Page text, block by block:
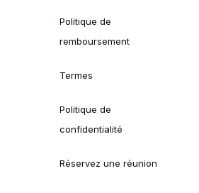
Politique de
remboursement
Termes
Politique de
confidentialité
Réservez une réunion